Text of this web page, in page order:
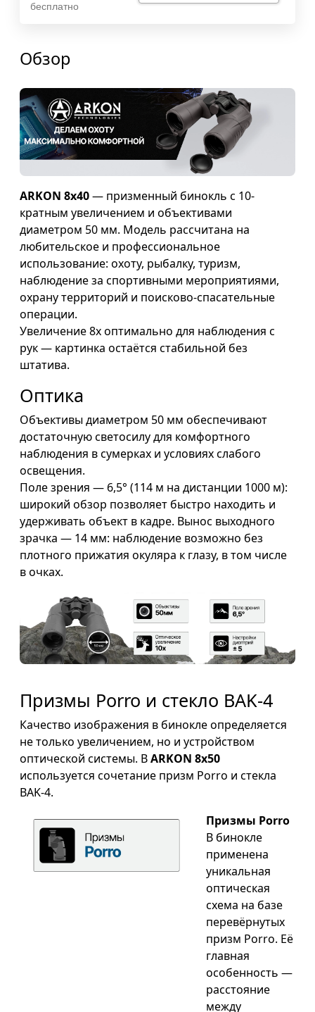
бесплатно
Обзор
ARKON 8x40— призменный бинокль с 10-
кратным увеличением и объективами
диаметром 50 мм. Модель рассчитана на
любительское и профессиональное
использование: охоту, рыбалку, туризм,
наблюдение за спортивными мероприятиями,
охрану территорий и поисково-спасательные
операции.
Увеличение 8х оптимально для наблюдения с
рук — картинка остаётся стабильной без
штатива.
Оптика
Объективы диаметром 50 мм обеспечивают
достаточную светосилу для комфортного
наблюдения в сумерках и условиях слабого
освещения.
Поле зрения — 6,5° (114 м на дистанции 1000 м):
широкий обзор позволяет быстро находить и
удерживать объект в кадре. Вынос выходного
зрачка — 14 мм: наблюдение возможно без
плотного прижатия окуляра к глазу, в том числе
в очках.
Призмы Porro и стекло BAK-4
Качество изображения в бинокле определяется
не только увеличением, но и устройством
оптической системы. ВARKON 8x50
используется сочетание призм Porro и стекла
BAK-4.
Призмы Porro
В бинокле
применена
уникальная
оптическая
схема на базе
перевёрнутых
призм Porro. Её
главная
особенность —
расстояние
между